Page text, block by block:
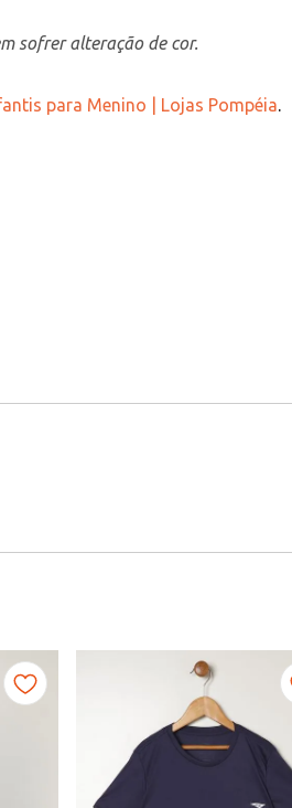
sofrer alteração de cor.
para Menino | Lojas Pompéia.